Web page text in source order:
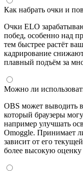
Как набрать очки и
Очки ELO
побед, особенно над
тем быстрее растёт
кадрирование
плавный подъём за
Можно ли
OBS может выводить
который браузеры
например улучшать
Omoggle. Принимает
зависит от его
более высокую